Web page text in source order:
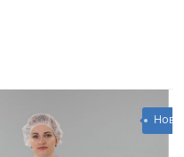
Новинка